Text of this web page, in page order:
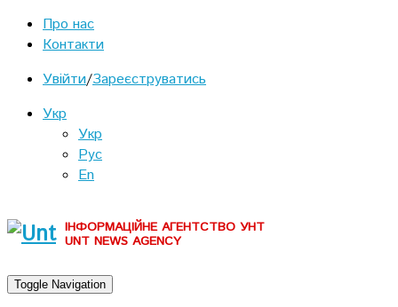
Про нас
Контакти
Увійти/Зареєструватись
Укр
Укр
Рус
En
ІНФОРМАЦІЙНЕ АГЕНТСТВО УНТ
UNT NEWS AGENCY
Toggle Navigation